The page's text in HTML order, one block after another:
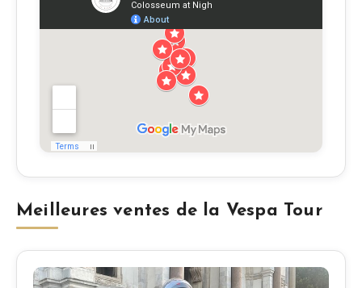
Meilleures ventes de la Vespa Tour